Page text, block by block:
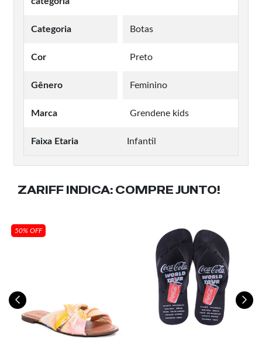
Categoria Botas
Cor Preto
Gênero Feminino
Marca Grendene kids
Faixa Etaria Infantil
ZARIFF INDICA: COMPRE JUNTO!
50% OFF